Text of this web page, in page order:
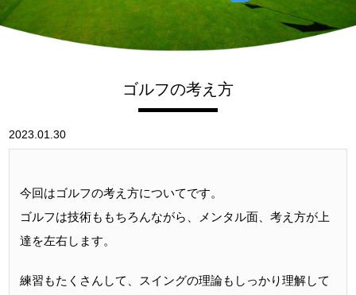
ゴルフの考え方
2023.01.30
今回はゴルフの考え方についてです。
ゴルフは技術ももちろんながら、メンタル面、考え方が上
達を左右します。
練習もたくさんして、スイングの理論もしっかり理解して